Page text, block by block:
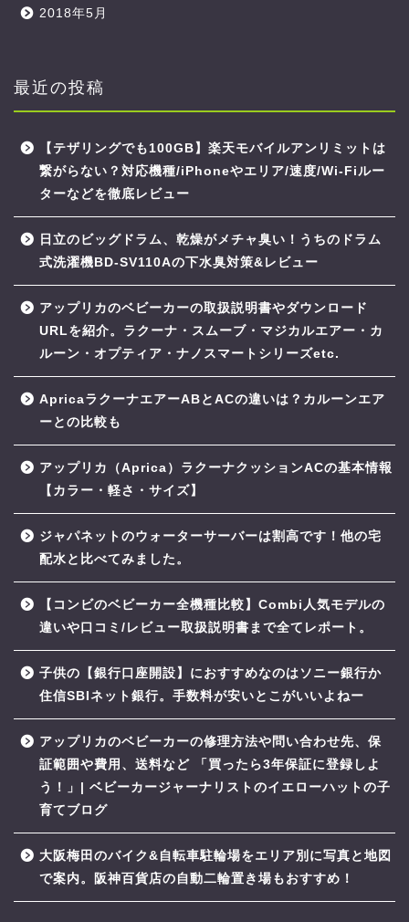
2018年5月
最近の投稿
【テザリングでも100GB】楽天モバイルアンリミットは
繋がらない？対応機種/iPhoneやエリア/速度/Wi-Fiルー
ターなどを徹底レビュー
日立のビッグドラム、乾燥がメチャ臭い！うちのドラム
式洗濯機BD-SV110Aの下水臭対策&レビュー
アップリカのベビーカーの取扱説明書やダウンロード
URLを紹介。ラクーナ・スムーブ・マジカルエアー・カ
ルーン・オプティア・ナノスマートシリーズetc.
ApricaラクーナエアーABとACの違いは？カルーンエア
ーとの比較も
アップリカ（Aprica）ラクーナクッションACの基本情報
【カラー・軽さ・サイズ】
ジャパネットのウォーターサーバーは割高です！他の宅
配水と比べてみました。
【コンビのベビーカー全機種比較】Combi人気モデルの
違いや口コミ/レビュー取扱説明書まで全てレポート。
子供の【銀行口座開設】におすすめなのはソニー銀行か
住信SBIネット銀行。手数料が安いとこがいいよねー
アップリカのベビーカーの修理方法や問い合わせ先、保
証範囲や費用、送料など 「買ったら3年保証に登録しよ
う！」| ベビーカージャーナリストのイエローハットの子
育てブログ
大阪梅田のバイク&自転車駐輪場をエリア別に写真と地図
で案内。阪神百貨店の自動二輪置き場もおすすめ！